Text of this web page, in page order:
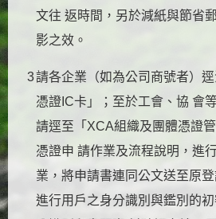
文往 返時間，另於減紙與節省
影之效。
3請各企業（如為公司商號者）
憑證IC卡」；至於工會、協 會
請逕至「XCA組織及團體憑證
憑證申 請作業及流程說明，進
業，將申請書連同公文送至原
進行用戶之身分識別與鑑別的